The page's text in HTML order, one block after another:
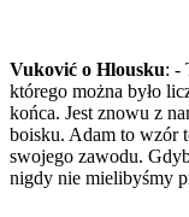
Vuković o Hlousku: -
którego można było
końca. Jest znowu z
boisku. Adam to wzór
swojego zawodu.
nigdy nie mielibyśmy